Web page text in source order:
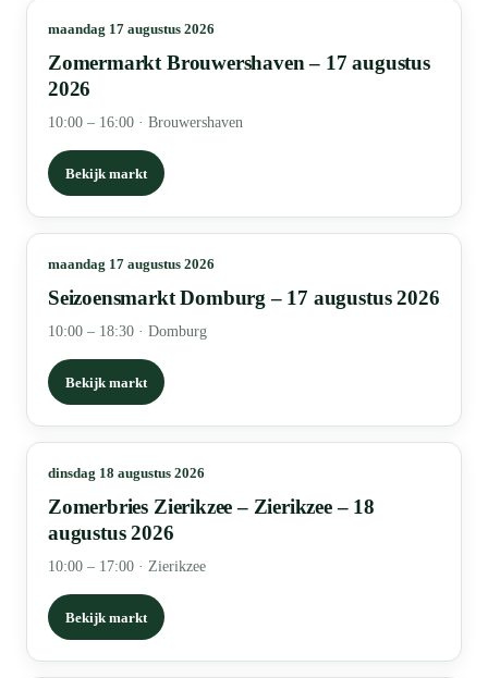
maandag 17 augustus 2026
Zomermarkt Brouwershaven – 17 augustus
2026
10:00 – 16:00 · Brouwershaven
Bekijk markt
maandag 17 augustus 2026
Seizoensmarkt Domburg – 17 augustus 2026
10:00 – 18:30 · Domburg
Bekijk markt
dinsdag 18 augustus 2026
Zomerbries Zierikzee – Zierikzee – 18
augustus 2026
10:00 – 17:00 · Zierikzee
Bekijk markt